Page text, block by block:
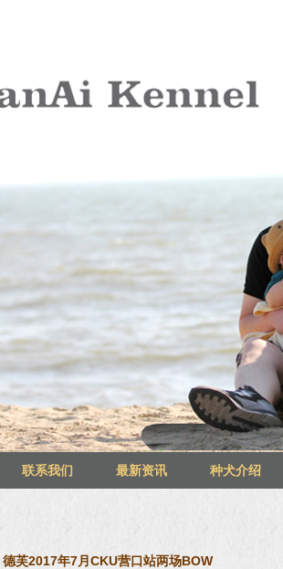
联系我们 最新资讯 种犬介绍
德芙2017年7月CKU营口站两场BOW